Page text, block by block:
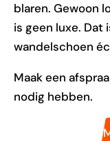
blaren. Gewoon
is geen luxe. Dat
wandelschoen
Maak een
nodig hebben.